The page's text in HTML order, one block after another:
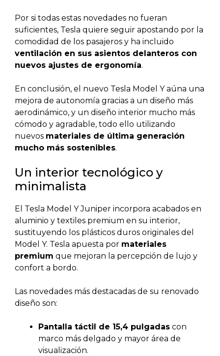
Por si todas estas novedades no fueran
suficientes, Tesla quiere seguir apostando por la
comodidad de los pasajeros y ha incluido
ventilación en sus asientos delanteros con
nuevos ajustes de ergonomía.
En conclusión, el nuevo Tesla Model Y aúna una
mejora de autonomía gracias a un diseño más
aerodinámico, y un diseño interior mucho más
cómodo y agradable, todo ello utilizando
nuevos materiales de última generación
mucho más sostenibles.
Un interior tecnológico y
minimalista
El Tesla Model Y Juniper incorpora acabados en
aluminio y textiles premium en su interior,
sustituyendo los plásticos duros originales del
Model Y. Tesla apuesta por materiales
premium que mejoran la percepción de lujo y
confort a bordo.
Las novedades más destacadas de su renovado
diseño son:
Pantalla táctil de 15,4 pulgadas con
marco más delgado y mayor área de
visualización.